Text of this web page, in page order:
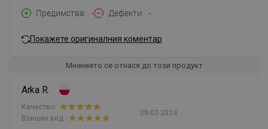
Предимства
- Дефекти -
Покажете оригиналния коментар
Мнението се отнася до този продукт
Arka R.
08-02-2024
Качество:
Външен вид: